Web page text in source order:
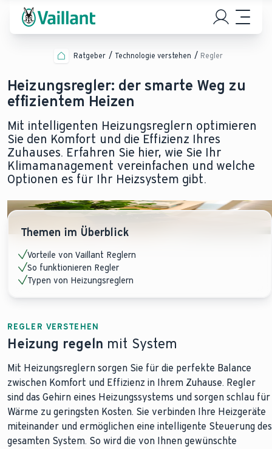
Ratgeber Technologie verstehen Regler
Heizungsregler: der smarte Weg zu
effizientem Heizen
Mit intelligenten Heizungsreglern optimieren
Sie den Komfort und die Effizienz Ihres
Zuhauses. Erfahren Sie hier, wie Sie Ihr
Klimamanagement vereinfachen und welche
Optionen es für Ihr Heizsystem gibt.
Themen im Überblick
Vorteile von Vaillant Reglern
So funktionieren Regler
Typen von Heizungsreglern
REGLER VERSTEHEN
Heizung regeln mit System
Mit Heizungsreglern sorgen Sie für die perfekte Balance
zwischen Komfort und Effizienz in Ihrem Zuhause. Regler
sind das Gehirn eines Heizungssystems und sorgen schlau für
Wärme zu geringsten Kosten. Sie verbinden Ihre Heizgeräte
miteinander und ermöglichen eine intelligente Steuerung des
gesamten System. So wird die von Ihnen gewünschte